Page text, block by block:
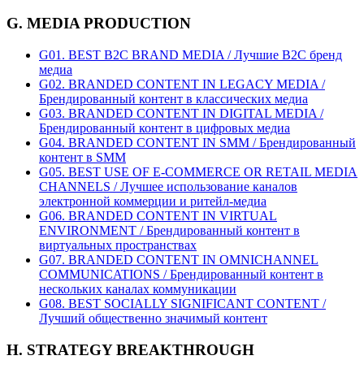
G. MEDIA PRODUCTION
G01. BEST B2C BRAND MEDIA / Лучшие B2C бренд
медиа
G02. BRANDED CONTENT IN LEGACY MEDIA /
Брендированный контент в классических медиа
G03. BRANDED CONTENT IN DIGITAL MEDIA /
Брендированный контент в цифровых медиа
G04. BRANDED CONTENT IN SMM / Брендированный
контент в SMM
G05. BEST USE OF E-COMMERCE OR RETAIL MEDIA
CHANNELS / Лучшее использование каналов
электронной коммерции и ритейл-медиа
G06. BRANDED CONTENT IN VIRTUAL
ENVIRONMENT / Брендированный контент в
виртуальных пространствах
G07. BRANDED CONTENT IN OMNICHANNEL
COMMUNICATIONS / Брендированный контент в
нескольких каналах коммуникации
G08. BEST SOCIALLY SIGNIFICANT CONTENT /
Лучший общественно значимый контент
H. STRATEGY BREAKTHROUGH